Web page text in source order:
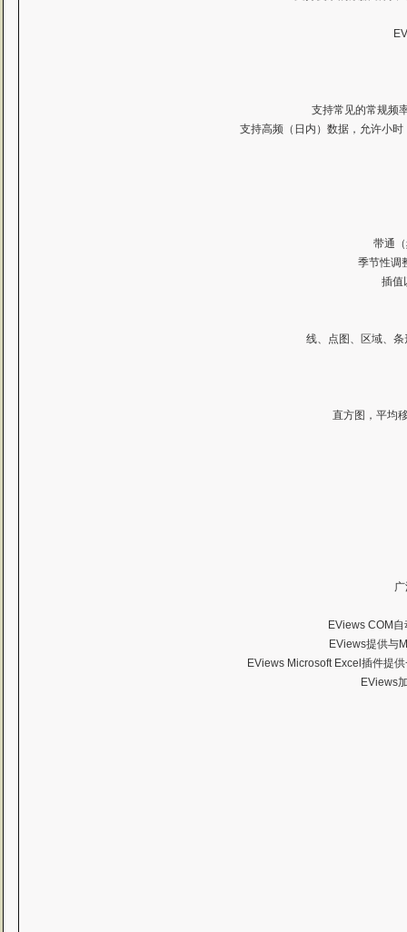
支持常见的常规频
支持高频（日内）数据，允许小
带通
季节性调
插值
线、点图、区域、
直方图，平均
EViews COM
EViews提供与
EViews Microsoft Excel插件提
EViews